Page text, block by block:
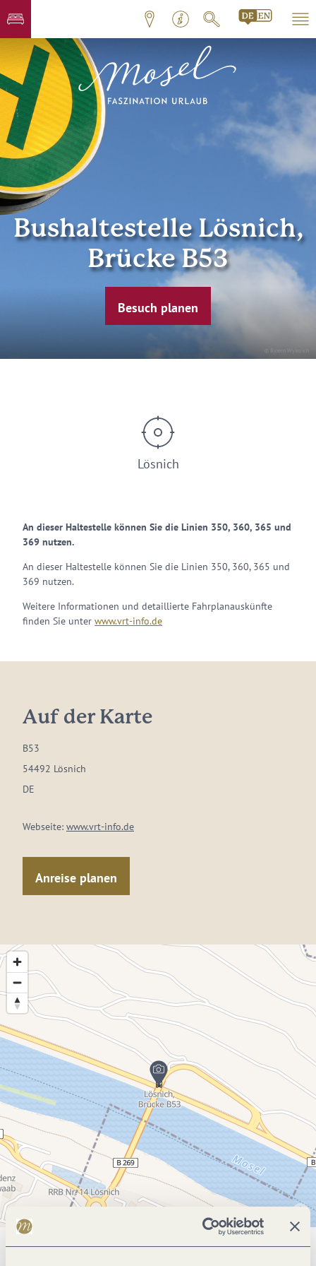
© Bjoern Wylezich
Bushaltestelle Lösnich,
Brücke B53
Besuch planen
Lösnich
An dieser Haltestelle können Sie die Linien 350, 360, 365 und
369 nutzen.
An dieser Haltestelle können Sie die Linien 350, 360, 365 und
369 nutzen.
Weitere Informationen und detaillierte Fahrplanauskünfte
finden Sie unter www.vrt-info.de
Auf der Karte
B53
54492 Lösnich
DE
Webseite: www.vrt-info.de
Anreise planen